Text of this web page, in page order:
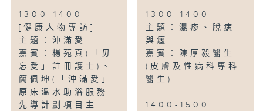
1300-1400
[健康人物專訪]
主題：沖滿愛
嘉賓：楊苑真(「毋
忘愛」註冊護士)、
簡佩坤(「沖滿愛」
原床溫水助浴服務
先導計劃項目主
1300-1400
主題：濕疹、脫痣
與癦
嘉賓：陳厚毅醫生
(皮膚及性病科專科
醫生)
1400-1500